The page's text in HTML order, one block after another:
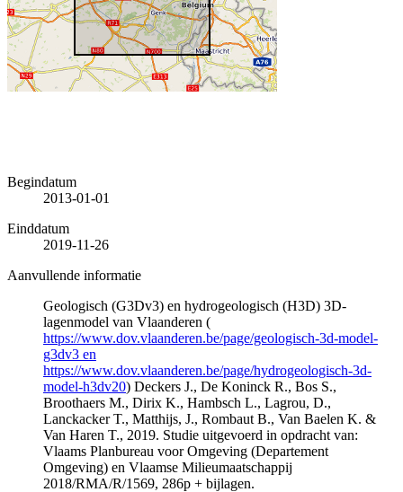
Begindatum
2013-01-01
Einddatum
2019-11-26
Aanvullende informatie
Geologisch (G3Dv3) en hydrogeologisch (H3D) 3D-
lagenmodel van Vlaanderen (
https://www.dov.vlaanderen.be/page/geologisch-3d-model-
g3dv3 en
https://www.dov.vlaanderen.be/page/hydrogeologisch-3d-
model-h3dv20) Deckers J., De Koninck R., Bos S.,
Broothaers M., Dirix K., Hambsch L., Lagrou, D.,
Lanckacker T., Matthijs, J., Rombaut B., Van Baelen K. &
Van Haren T., 2019. Studie uitgevoerd in opdracht van:
Vlaams Planbureau voor Omgeving (Departement
Omgeving) en Vlaamse Milieumaatschappij
2018/RMA/R/1569, 286p + bijlagen.